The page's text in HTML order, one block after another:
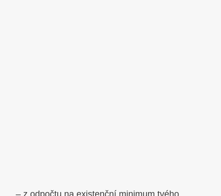
– z odpočtu na existenční minimum tvého